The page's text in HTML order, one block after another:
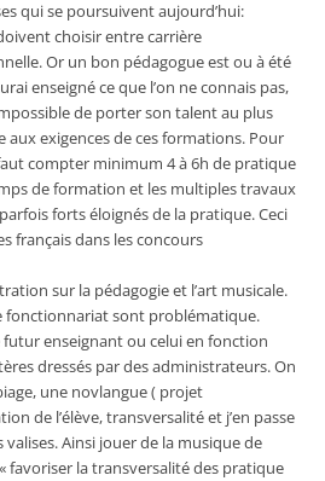
qui se poursuivent aujourd’hui:
choisir entre carrière
Or un bon pédagogue est ou à été
enseigné ce que l’on ne connais pas,
de porter son talent au plus
aux exigences de ces formations. Pour
compter minimum 4 à 6h de pratique
de formation et les multiples travaux
forts éloignés de la pratique. Ceci
français dans les concours
sur la pédagogie et l’art musicale.
fonctionnariat sont problématique.
enseignant ou celui en fonction
dressés par des administrateurs. On
une novlangue ( projet
de l’élève, transversalité et j’en passe
Ainsi jouer de la musique de
favoriser la transversalité des pratique